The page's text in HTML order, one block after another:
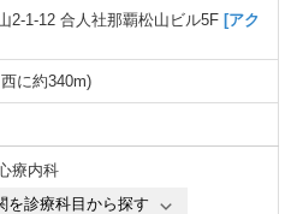
2-1-12 合人社那覇松山ビル5F [アク
西に約340m)
療内科
を診療科目から探す